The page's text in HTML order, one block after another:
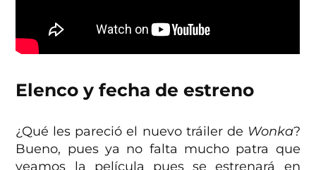
Elenco y fecha de estreno
¿Qué les pareció el nuevo tráiler de Wonka?
Bueno, pues ya no falta mucho patra que
veamos la película pues se estrenará en